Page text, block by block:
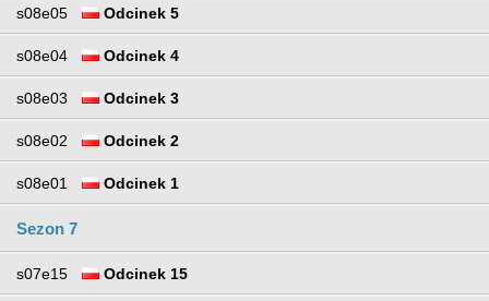
s08e05 Odcinek 5
s08e04 Odcinek 4
s08e03 Odcinek 3
s08e02 Odcinek 2
s08e01 Odcinek 1
Sezon 7
s07e15 Odcinek 15